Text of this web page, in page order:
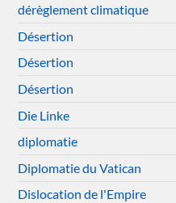
dérèglement climatique
Désertion
Désertion
Désertion
Die Linke
diplomatie
Diplomatie du Vatican
Dislocation de l'Empire